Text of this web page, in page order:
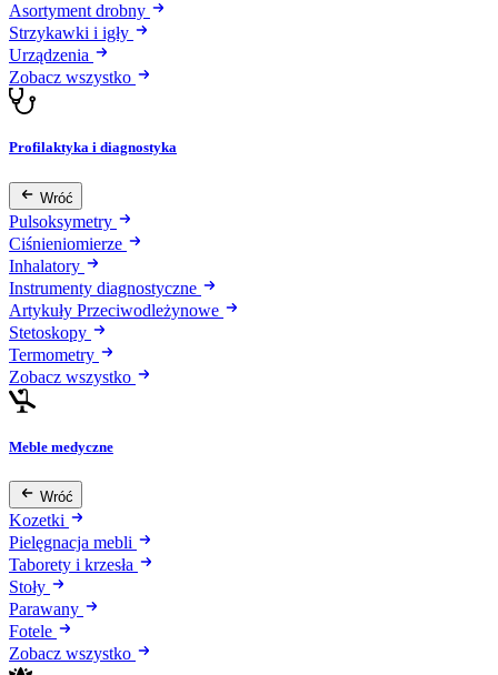
Asortyment drobny
Strzykawki i igły
Urządzenia
Zobacz wszystko
Profilaktyka i diagnostyka
Wróć
Pulsoksymetry
Ciśnieniomierze
Inhalatory
Instrumenty diagnostyczne
Artykuły Przeciwodleżynowe
Stetoskopy
Termometry
Zobacz wszystko
Meble medyczne
Wróć
Kozetki
Pielęgnacja mebli
Taborety i krzesła
Stoły
Parawany
Fotele
Zobacz wszystko